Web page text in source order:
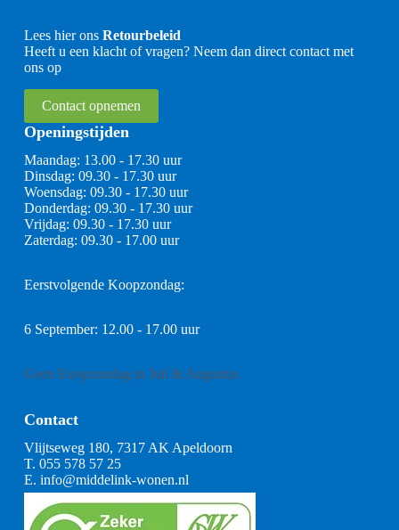
Lees hier ons Retourbeleid
Heeft u een klacht of vragen? Neem dan direct contact met
ons op
Contact opnemen
Openingstijden
Maandag: 13.00 - 17.30 uur
Dinsdag: 09.30 - 17.30 uur
Woensdag: 09.30 - 17.30 uur
Donderdag: 09.30 - 17.30 uur
Vrijdag: 09.30 - 17.30 uur
Zaterdag: 09.30 - 17.00 uur
Eerstvolgende Koopzondag:
6 September: 12.00 - 17.00 uur
Geen Koopzondag in Juli & Augustus
Contact
Vlijtseweg 180, 7317 AK Apeldoorn
T. 055 578 57 25
E. info@middelink-wonen.nl